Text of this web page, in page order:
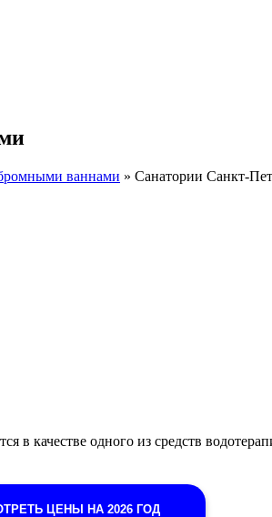
ваннами » Санатории Санкт-
одного из средств
ЦЕНЫ НА 2026 ГОД